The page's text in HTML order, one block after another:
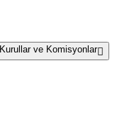
Kurullar ve Komisyonlar